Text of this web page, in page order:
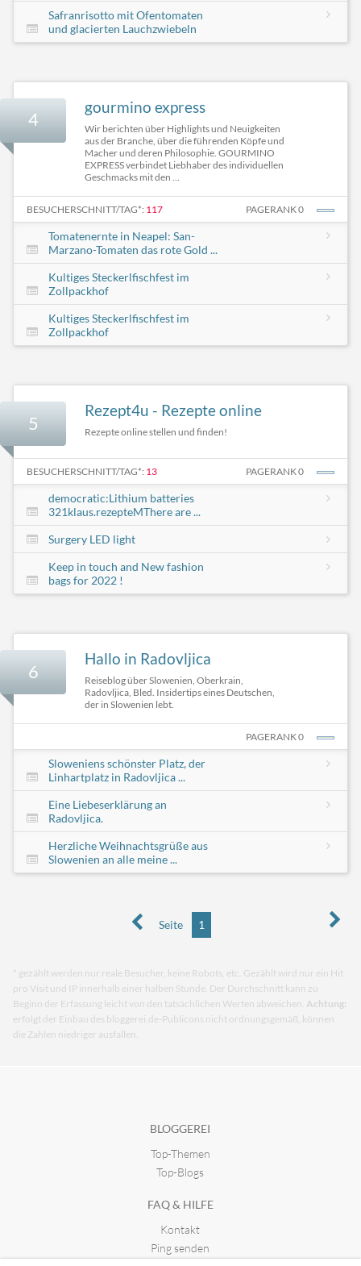
Safranrisotto mit Ofentomaten
und glacierten Lauchzwiebeln
4
gourmino express
Wir berichten über Highlights und Neuigkeiten
aus der Branche, über die führenden Köpfe und
Macher und deren Philosophie. GOURMINO
EXPRESS verbindet Liebhaber des individuellen
Geschmacks mit den ...
BESUCHERSCHNITT/TAG*: 117 PAGERANK 0
Tomatenernte in Neapel: San-
Marzano-Tomaten das rote Gold ...
Kultiges Steckerlfischfest im
Zollpackhof
Kultiges Steckerlfischfest im
Zollpackhof
5
Rezept4u - Rezepte online
Rezepte online stellen und finden!
BESUCHERSCHNITT/TAG*: 13 PAGERANK 0
democratic:Lithium batteries
321klaus.rezepteMThere are ...
Surgery LED light
Keep in touch and New fashion
bags for 2022 !
6
Hallo in Radovljica
Reiseblog über Slowenien, Oberkrain,
Radovljica, Bled. Insidertips eines Deutschen,
der in Slowenien lebt.
PAGERANK 0
Sloweniens schönster Platz, der
Linhartplatz in Radovljica ...
Eine Liebeserklärung an
Radovljica.
Herzliche Weihnachtsgrüße aus
Slowenien an alle meine ...
Seite 1
* gezählt werden nur reale Besucher, keine Robots, etc. Gezählt wird nur ein Hit
pro Visit und IP innerhalb einer halben Stunde. Der Durchschnitt kann zu
Beginn der Erfassung leicht von den tatsächlichen Werten abweichen. Achtung:
erfolgt der Einbau des bloggerei.de-Publicons nicht ordnungsgemäß, können
die Zahlen niedriger ausfallen.
BLOGGEREI
Top-Themen
Top-Blogs
FAQ & HILFE
Kontakt
Ping senden